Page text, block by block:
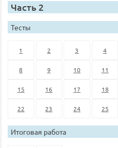
Часть 2
Тесты
1 2 3 4
8 9 10 11
15 16 17 18
22 23 24 25
Итоговая работа